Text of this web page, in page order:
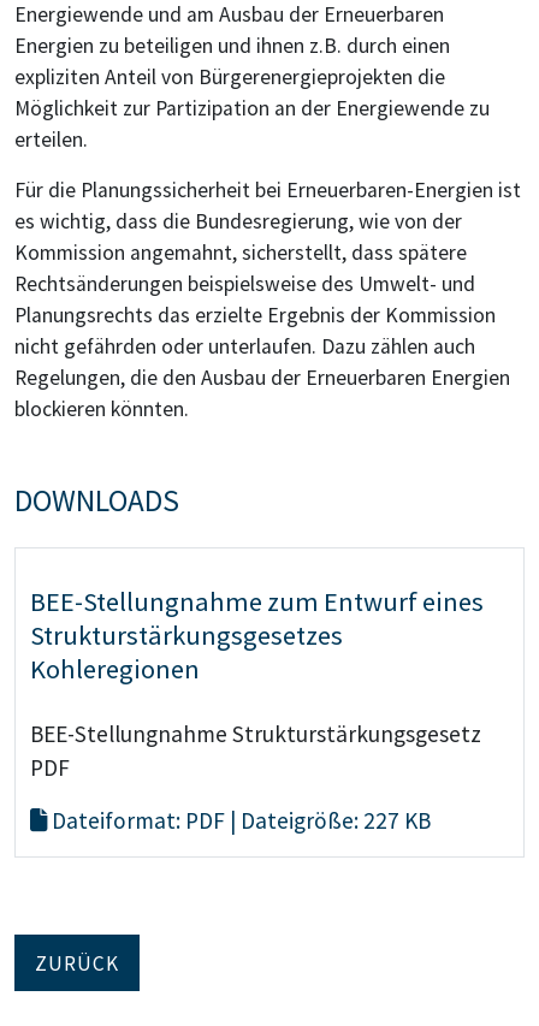
Energiewende und am Ausbau der Erneuerbaren
Energien zu beteiligen und ihnen z.B. durch einen
expliziten Anteil von Bürgerenergieprojekten die
Möglichkeit zur Partizipation an der Energiewende zu
erteilen.
Für die Planungssicherheit bei Erneuerbaren-Energien ist
es wichtig, dass die Bundesregierung, wie von der
Kommission angemahnt, sicherstellt, dass spätere
Rechtsänderungen beispielsweise des Umwelt- und
Planungsrechts das erzielte Ergebnis der Kommission
nicht gefährden oder unterlaufen. Dazu zählen auch
Regelungen, die den Ausbau der Erneuerbaren Energien
blockieren könnten.
DOWNLOADS
BEE-Stellungnahme zum Entwurf eines
Strukturstärkungsgesetzes
Kohleregionen
BEE-Stellungnahme Strukturstärkungsgesetz
PDF
Dateiformat: PDF | Dateigröße: 227 KB
ZURÜCK